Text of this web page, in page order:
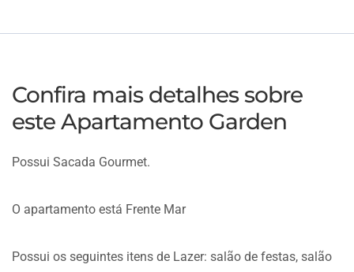
Confira mais detalhes sobre
este Apartamento Garden
Possui Sacada Gourmet.
O apartamento está Frente Mar
Possui os seguintes itens de Lazer: salão de festas, salão